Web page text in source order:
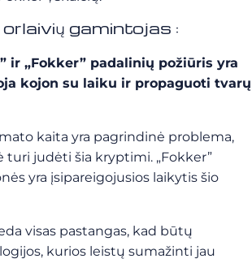
gamintojas :
ir „Fokker” padalinių požiūris yra
kojon su laiku ir propaguoti tvarų
kaita yra pagrindinė problema,
turi judėti šia kryptimi. „Fokker”
yra įsipareigojusios laikytis šio
visas pastangas, kad būtų
kurios leistų sumažinti jau